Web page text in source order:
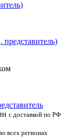
с доставкой по РФ
всех регионах